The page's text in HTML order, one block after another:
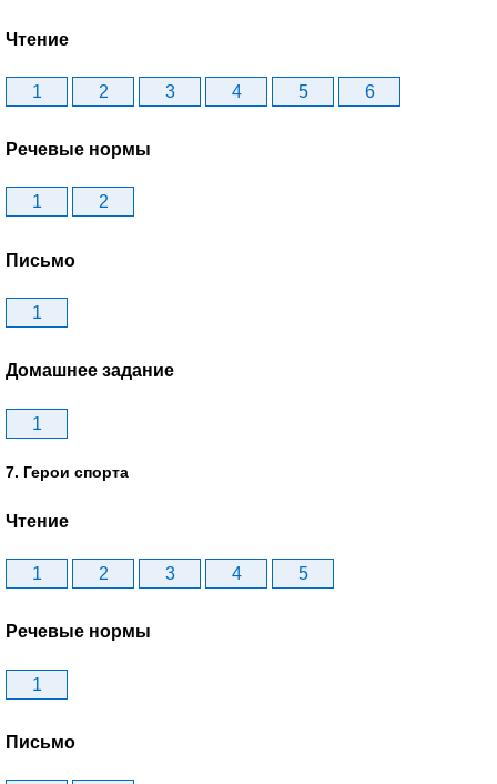
Чтение
1 2 3 4 5 6
Речевые нормы
1 2
Письмо
1
Домашнее задание
1
7. Герои спорта
Чтение
1 2 3 4 5
Речевые нормы
1
Письмо